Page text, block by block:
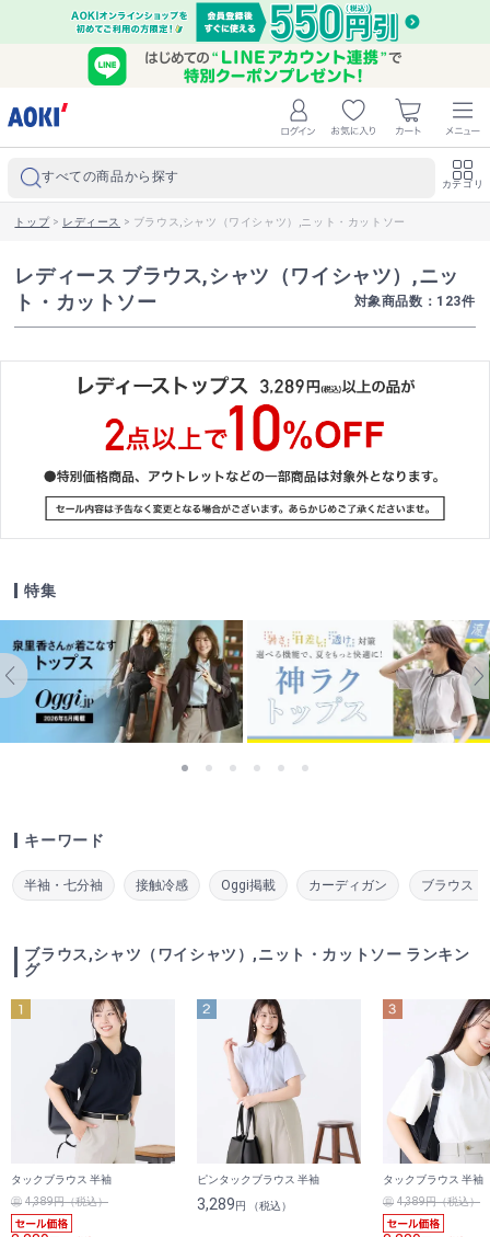
すべての商品から探す カテゴリ
トップ> レディース > ブラウス,シャツ（ワイシャツ）,ニット・カットソー
レディース ブラウス,シャツ（ワイシャツ）,ニッ
ト・カットソー
対象商品数： 123件
特集
キーワード
半袖・七分袖 接触冷感 Oggi掲載 カーディガン ブラウス
ブラウス,シャツ（ワイシャツ）,ニット・カットソー ランキン
グ
タックブラウス 半袖
4,389円（税込）
ピンタックブラウス 半袖
3,289円 （税込）
タックブラウス 半袖
4,389円（税込）